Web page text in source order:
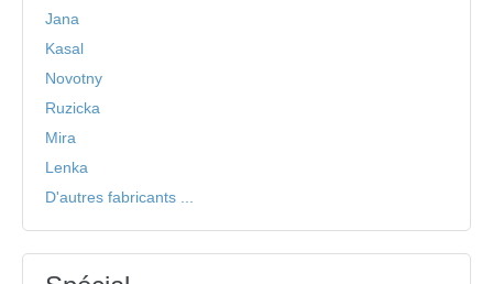
Jana
Kasal
Novotny
Ruzicka
Mira
Lenka
D'autres fabricants ...